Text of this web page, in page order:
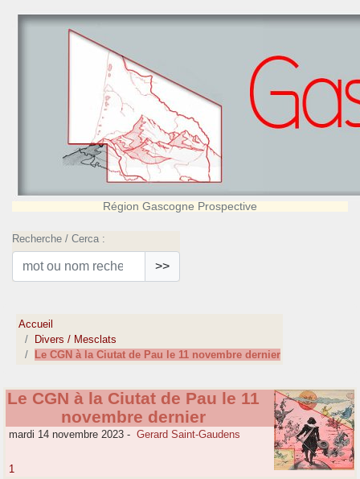
Région Gascogne Prospective
Recherche / Cerca :
>>
Accueil
Divers / Mesclats
Le CGN à la Ciutat de Pau le 11 novembre dernier
Le CGN à la Ciutat de Pau le 11
novembre dernier
mardi 14 novembre 2023 - Gerard Saint-Gaudens
1